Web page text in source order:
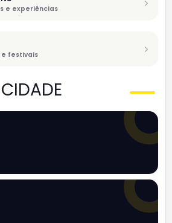
e experiências
e festivais